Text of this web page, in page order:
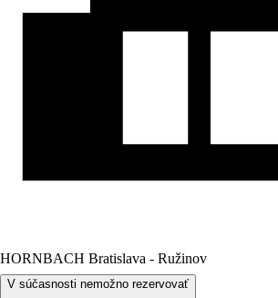
HORNBACH Bratislava - Ružinov
V súčasnosti nemožno rezervovať